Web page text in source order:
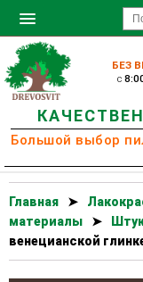
БЕЗ
c
Большой выбор
Главная ➤
материалы
➤
венецианской